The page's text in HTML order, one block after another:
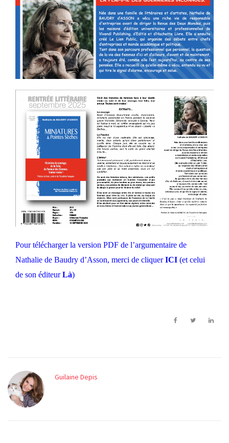
Pour télécharger la version PDF de l’argumentaire de
Nathalie de Baudry d’Asson, merci de cliquer ICI (et celui
de son éditeurLà)
Guilaine Depis